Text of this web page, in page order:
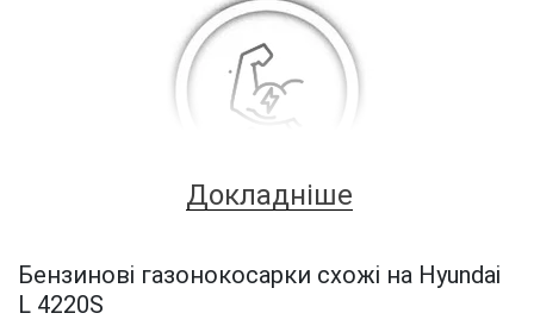
двигун
Докладніше
Бензинові газонокосарки схожі на Hyundai
L 4220S